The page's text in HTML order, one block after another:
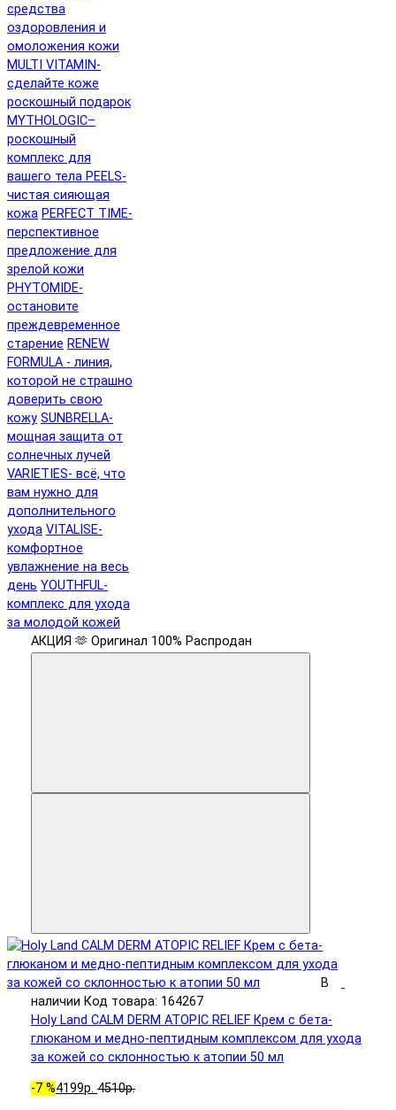
средства
оздоровления и
омоложения кожи
MULTI VITAMIN-
сделайте коже
роскошный подарок
MYTHOLOGIC–
роскошный
комплекс для
вашего тела PEELS-
чистая сияющая
кожа PERFECT TIME-
перспективное
предложение для
зрелой кожи
PHYTOMIDE-
остановите
преждевременное
старение RENEW
FORMULA - линия,
которой не страшно
доверить свою
кожу SUNBRELLA-
мощная защита от
солнечных лучей
VARIETIES- всё, что
вам нужно для
дополнительного
ухода VITALISE-
комфортное
увлажнение на весь
день YOUTHFUL-
комплекс для ухода
за молодой кожей
АКЦИЯ 🫶 Оригинал 100% Распродан
В
наличии Код товара: 164267
Holy Land CALM DERM ATOPIC RELIEF Крем с бета-
глюканом и медно-пептидным комплексом для ухода
за кожей со склонностью к атопии 50 мл
-7 %4199р. 4510р.